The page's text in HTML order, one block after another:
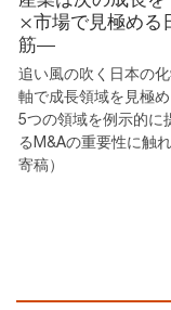
×市場で見極める
筋―
追い風の吹く日本の
軸で成長領域を見極
5つの領域を例示的に
るM&Aの重要性に触
寄稿）